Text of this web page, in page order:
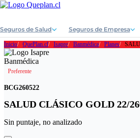
Seguros de Salud Seguros de Empresa
Inicio QuePlan.cl Isapre Banmédica Planes
Preferente
BCG260522
SALUD CLÁSICO GOLD 22/
Sin puntaje, no analizado